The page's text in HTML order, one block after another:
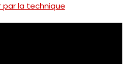
par la technique